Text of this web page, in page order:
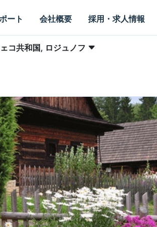
ート 会社概要 採用・求人情報
コ共和国, ロジュノフ